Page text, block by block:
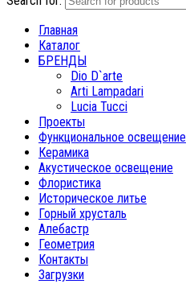
Главная
Каталог
БРЕНДЫ
Dio D`arte
Arti Lampadari
Lucia Tucci
Проекты
Функциональное освещение
Керамика
Акустическое освещение
Флористика
Историческое литье
Горный хрусталь
Алебастр
Геометрия
Контакты
Загрузки